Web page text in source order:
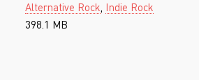
Alternative Rock Indie Rock
398.1 MB